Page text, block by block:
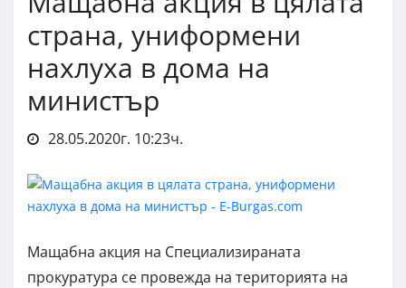
страна, униформени
нахлуха в дома на
министър
28.05.2020г. 10:23ч.
Мащабна акция на Специализираната
прокуратура се провежда на територията на